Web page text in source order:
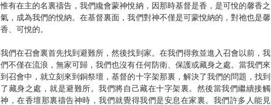
惟有在主的名裏禱告，我們纔會蒙神悅納，因那時基督是香，是可悅的馨香之
氣，成為我們的悅納。在基督裏面，我們對神不僅是可蒙悅納的，對祂也是馨
香、可悅的。
我們在召會裏首先找到避難所，然後找到家。在我們得救並進入召會以前，我
們不僅在流浪，無家可歸，我們也沒有任何防衛、保護或藏身之處。當我們來
到召會中，就立刻來到銅祭壇，基督的十字架那裏，解決了我們的問題，找到
了藏身之處，就是避難所。我們將自己藏在十字架裏。然後當我們繼續接觸
神，在香壇那裏禱告神時，我們就覺得我們是安息在家裏。我們許多人能見